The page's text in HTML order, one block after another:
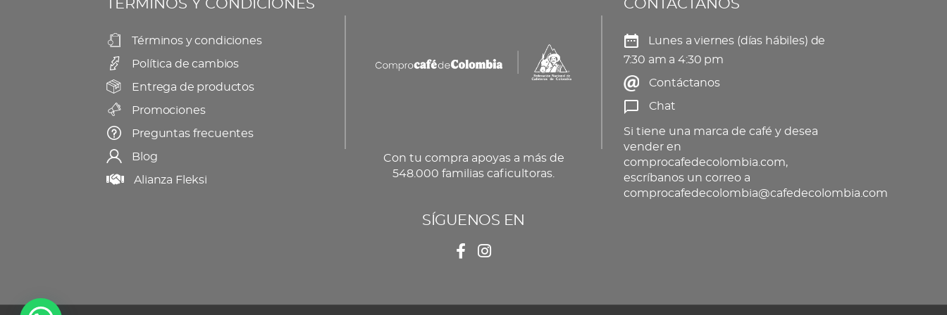
producto
pueden
en
la
página
de
producto
la
TÉRMINOS Y CONDICIONES
Términos y condiciones
Política de cambios
Entrega de productos
Promociones
Preguntas frecuentes
Blog
Alianza Fleksi
Con tu compra apoyas a más de
548.000 familias caficultoras.
SÍGUENOS EN
CONTÁCTANOS
Lunes a viernes (días hábiles) de
7:30 am a 4:30 pm
Contáctanos
Chat
Si tiene una marca de café y desea
vender en
comprocafedecolombia.com,
escríbanos un correo a
comprocafedecolombia@cafedecolombia.com